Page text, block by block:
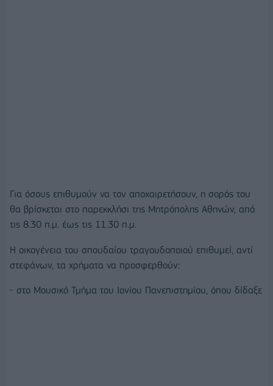
Για όσους επιθυμούν να τον αποχαιρετήσουν, η σορός του
θα βρίσκεται στο παρεκκλήσι της Μητρόπολης Αθηνών, από
τις 8.30 π.μ. έως τις 11.30 π.μ.
Η οικογένεια του σπουδαίου τραγουδοποιού επιθυμεί, αντί
στεφάνων, τα χρήματα να προσφερθούν:
- στο Μουσικό Τμήμα του Ιονίου Πανεπιστημίου, όπου δίδαξε